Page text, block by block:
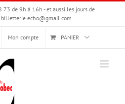
73 de 9h à 16h - et aussi les jours de
billetterie.echo@gmail.com
Mon compte PANIER